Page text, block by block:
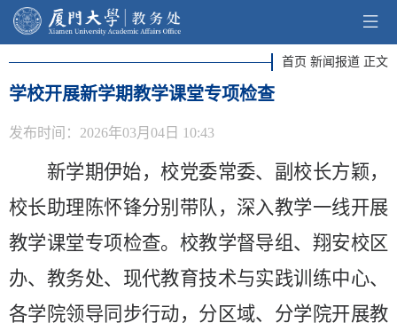
首页 新闻报道 正文
学校开展新学期教学课堂专项检查
发布时间：2026年03月04日 10:43
新学期伊始，校党委常委、 副校长方颖，
校长助理陈怀锋分别 带队，深入教学一线开展
教学课堂专项检查。 校教学督导组、翔安校区
办、教务处、现代教育技术与实践训练中心、
各学院领导同步行动，分区域、分学院开展教